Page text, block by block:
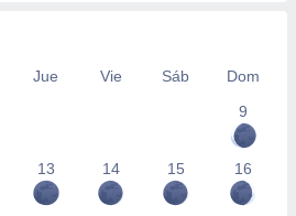
Jue Vie Sáb
Dom
9
13 14 15 16